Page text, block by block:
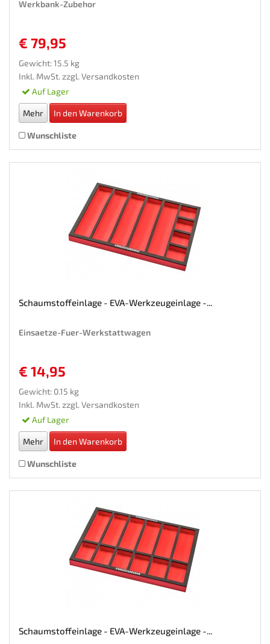
Werkbank-Zubehor
€ 79,95
Gewicht: 15.5 kg
Inkl. MwSt. zzgl. Versandkosten
Auf Lager
Mehr In den Warenkorb
Wunschliste
Schaumstoffeinlage - EVA-Werkzeugeinlage -...
Einsaetze-Fuer-Werkstattwagen
€ 14,95
Gewicht: 0.15 kg
Inkl. MwSt. zzgl. Versandkosten
Auf Lager
Mehr In den Warenkorb
Wunschliste
Schaumstoffeinlage - EVA-Werkzeugeinlage -...